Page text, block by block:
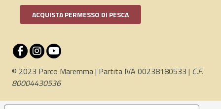
ACQUISTA PERMESSO DI PESCA
© 2023 Parco Maremma | Partita IVA 00238180533 | C.F.
80004430536